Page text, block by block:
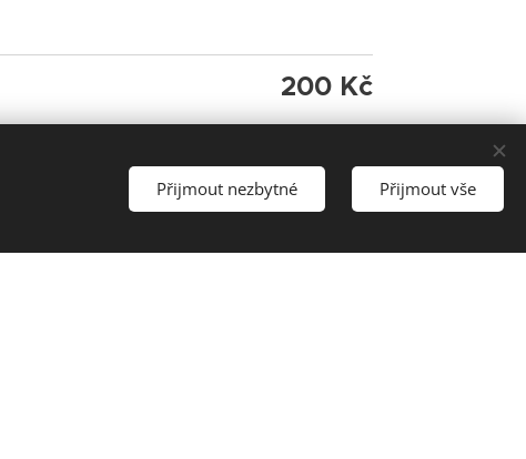
200 Kč
40 Kč
Přijmout nezbytné Přijmout vše